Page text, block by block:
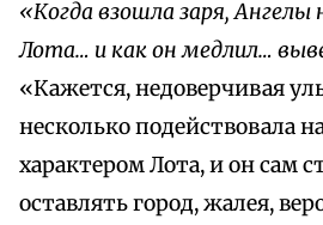
«Когда взошла заря,
Лота… и как он медлил…
«Кажется, недоверчивая
несколько подействовала
характером Лота, и он сам
оставлять город, жалея,